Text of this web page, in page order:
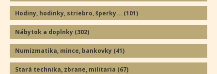
Hodiny, hodinky, striebro, šperky... (101)
Nábytok a doplnky (302)
Numizmatika, mince, bankovky (41)
Stará technika, zbrane, militaria (67)